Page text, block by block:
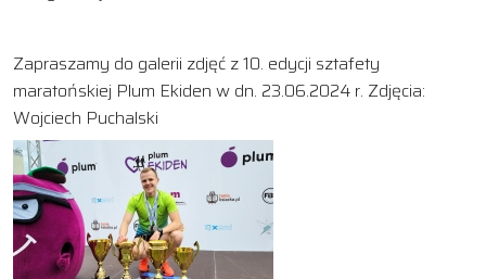
Zapraszamy do galerii zdjęć z 10. edycji sztafety
maratońskiej Plum Ekiden w dn. 23.06.2024 r. Zdjęcia:
Wojciech Puchalski